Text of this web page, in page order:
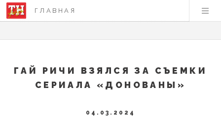
ГЛАВНАЯ
ГАЙ РИЧИ ВЗЯЛСЯ ЗА СЪЕМКИ
СЕРИАЛА «ДОНОВАНЫ»
04.03.2024